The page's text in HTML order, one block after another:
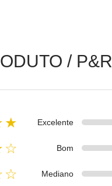
/ P&R
Excelente
Bom
Mediano